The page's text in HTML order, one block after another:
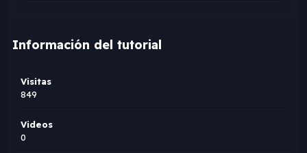
Información del tutorial
Visitas
849
Videos
0